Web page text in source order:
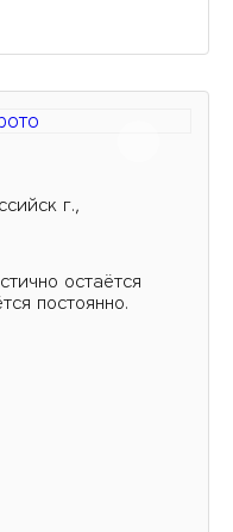
г.,
остаётся
постоянно.